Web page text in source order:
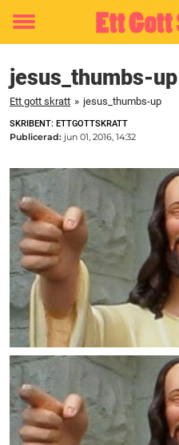
Toggle
jesus_thumbs-up
Ett gott skratt » jesus_thumbs-up
SKRIBENT: ETTGOTTSKRATT
Publicerad: jun 01, 2016, 14:32